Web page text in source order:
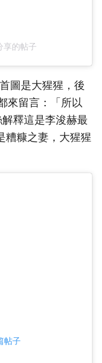
享的帖子
圖是大猩猩，後
來留言：「所以
釋這是李浚赫最
糟糠之妻，大猩猩
帖子